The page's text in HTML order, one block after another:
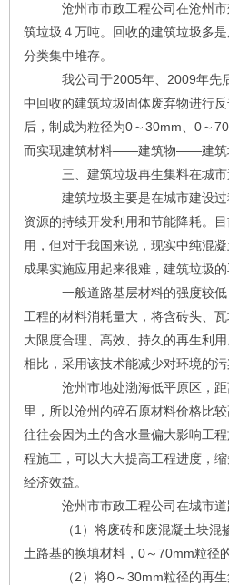
沧州市市政工程公司在沧州市郊
筑垃圾４万吨。回收的建筑垃圾多
分类集中堆存。
我公司于2005年、2009年先后
中回收的建筑垃圾固体废弃物进行
后，制成为粒径为0～30mm、0～
而实现建筑材料——建筑物——建筑
三、建筑垃圾再生集料在城市
建筑垃圾主要是在城市建设过程
资源的持续开发利用和节能降耗。
用，但对于我国来说，现实中纯混
成果实施应用起来很难，建筑垃圾的
一般道路基层材料的强度较低，
工程的材料消耗量大，将含砖头、
大限度合理、高效、持久的再生利
相比，采用该技术能减少对环境的
沧州市地处渤海低平原区，距离
里，所以沧州的碎石原材料价格比
往往会因为土的含水量偏大影响工
程施工，可以大大提高工程进度，
经济效益。
沧州市市政工程公司在城市道路
（1）将废砖和废混凝土块混掺
土路基的换填材料，0～70mm粒径
（2）将0～30mm粒径的再生集